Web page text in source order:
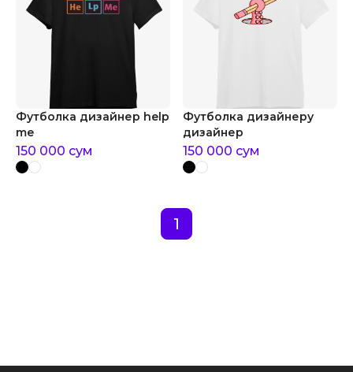
Футболка дизайнер help
me
150 000 сум
Футболка дизайнеру
дизайнер
150 000 сум
1